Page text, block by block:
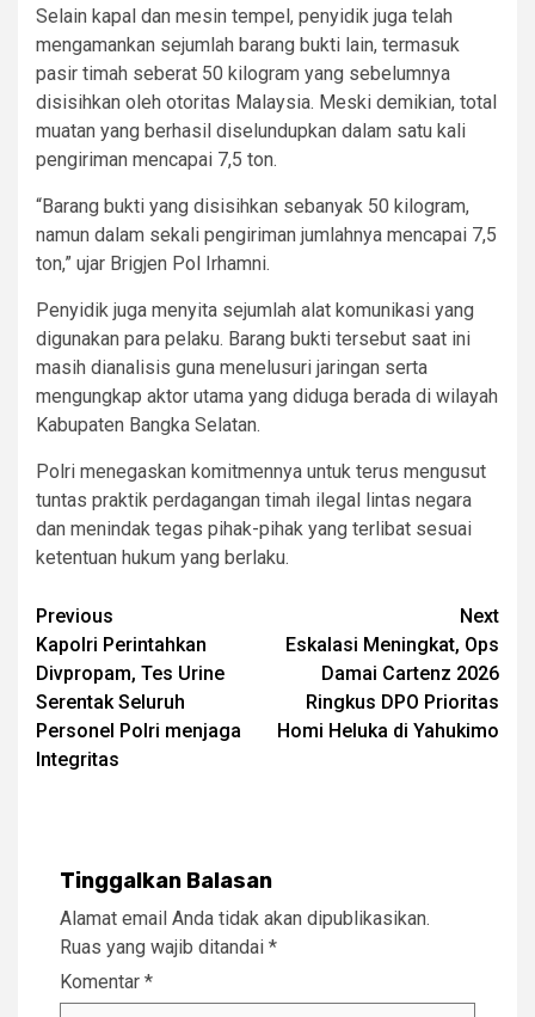
Selain kapal dan mesin tempel, penyidik juga telah
mengamankan sejumlah barang bukti lain, termasuk
pasir timah seberat 50 kilogram yang sebelumnya
disisihkan oleh otoritas Malaysia. Meski demikian, total
muatan yang berhasil diselundupkan dalam satu kali
pengiriman mencapai 7,5 ton.
“Barang bukti yang disisihkan sebanyak 50 kilogram,
namun dalam sekali pengiriman jumlahnya mencapai 7,5
ton,” ujar Brigjen Pol Irhamni.
Penyidik juga menyita sejumlah alat komunikasi yang
digunakan para pelaku. Barang bukti tersebut saat ini
masih dianalisis guna menelusuri jaringan serta
mengungkap aktor utama yang diduga berada di wilayah
Kabupaten Bangka Selatan.
Polri menegaskan komitmennya untuk terus mengusut
tuntas praktik perdagangan timah ilegal lintas negara
dan menindak tegas pihak-pihak yang terlibat sesuai
ketentuan hukum yang berlaku.
Post
navigation
Previous
Kapolri Perintahkan
Divpropam, Tes Urine
Serentak Seluruh
Personel Polri menjaga
Integritas
Next
Eskalasi Meningkat, Ops
Damai Cartenz 2026
Ringkus DPO Prioritas
Homi Heluka di Yahukimo
Tinggalkan Balasan
Alamat email Anda tidak akan dipublikasikan.
Ruas yang wajib ditandai *
Komentar *